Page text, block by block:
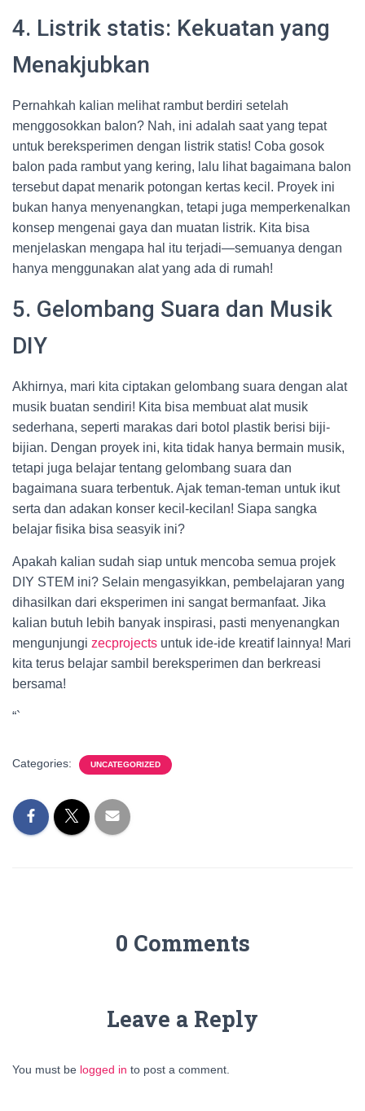
4. Listrik statis: Kekuatan yang
Menakjubkan
Pernahkah kalian melihat rambut berdiri setelah
menggosokkan balon? Nah, ini adalah saat yang tepat
untuk bereksperimen dengan listrik statis! Coba gosok
balon pada rambut yang kering, lalu lihat bagaimana balon
tersebut dapat menarik potongan kertas kecil. Proyek ini
bukan hanya menyenangkan, tetapi juga memperkenalkan
konsep mengenai gaya dan muatan listrik. Kita bisa
menjelaskan mengapa hal itu terjadi—semuanya dengan
hanya menggunakan alat yang ada di rumah!
5. Gelombang Suara dan Musik
DIY
Akhirnya, mari kita ciptakan gelombang suara dengan alat
musik buatan sendiri! Kita bisa membuat alat musik
sederhana, seperti marakas dari botol plastik berisi biji-
bijian. Dengan proyek ini, kita tidak hanya bermain musik,
tetapi juga belajar tentang gelombang suara dan
bagaimana suara terbentuk. Ajak teman-teman untuk ikut
serta dan adakan konser kecil-kecilan! Siapa sangka
belajar fisika bisa seasyik ini?
Apakah kalian sudah siap untuk mencoba semua projek
DIY STEM ini? Selain mengasyikkan, pembelajaran yang
dihasilkan dari eksperimen ini sangat bermanfaat. Jika
kalian butuh lebih banyak inspirasi, pasti menyenangkan
mengunjungi zecprojects untuk ide-ide kreatif lainnya! Mari
kita terus belajar sambil bereksperimen dan berkreasi
bersama!
“`
Categories: UNCATEGORIZED
0 Comments
Leave a Reply
You must be logged in to post a comment.